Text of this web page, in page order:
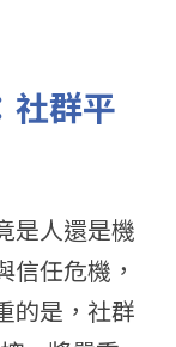
社群平
是人還是機
信任危機，
的是，社群